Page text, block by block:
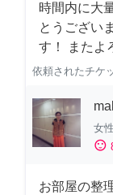
時間内に大
とうござい
す！ またよ
依頼されたチケ
女性
sentiment_satisfied
お部屋の整